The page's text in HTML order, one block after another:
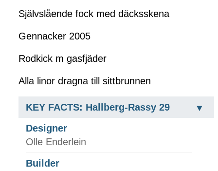
Självslående fock med däcksskena
Gennacker 2005
Rodkick m gasfjäder
Alla linor dragna till sittbrunnen
KEY FACTS: Hallberg-Rassy 29
Designer
Olle Enderlein
Builder